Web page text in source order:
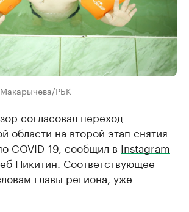
РБК
согласовал переход
области на второй этап снятия
COVID-19, сообщил в Instagram
Никитин. Соответствующее
главы региона, уже